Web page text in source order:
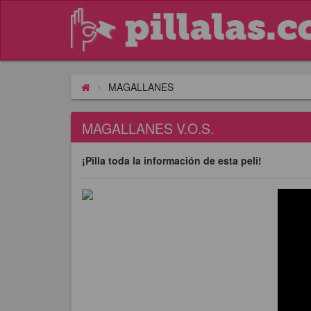
MAGALLANES
MAGALLANES V.O.S.
¡Pilla toda la información de esta peli!